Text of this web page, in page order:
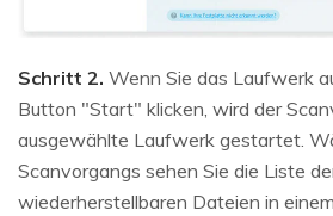
Schritt 2. Wenn Sie das Laufwerk
Button "Start" klicken, wird der
ausgewählte Laufwerk gestartet.
Scanvorgangs sehen Sie die Liste
wiederherstellbaren Dateien in